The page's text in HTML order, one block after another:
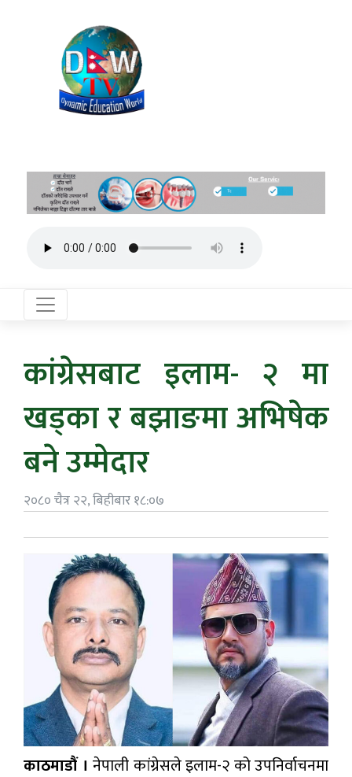
कांग्रेसबाट इलाम- २ मा
खड्का र बझाङमा अभिषेक
बने उम्मेदार
२०८० चैत्र २२, बिहीबार १८:०७
काठमाडौं । नेपाली कांग्रेसले इलाम-२ को उपनिर्वाचनमा